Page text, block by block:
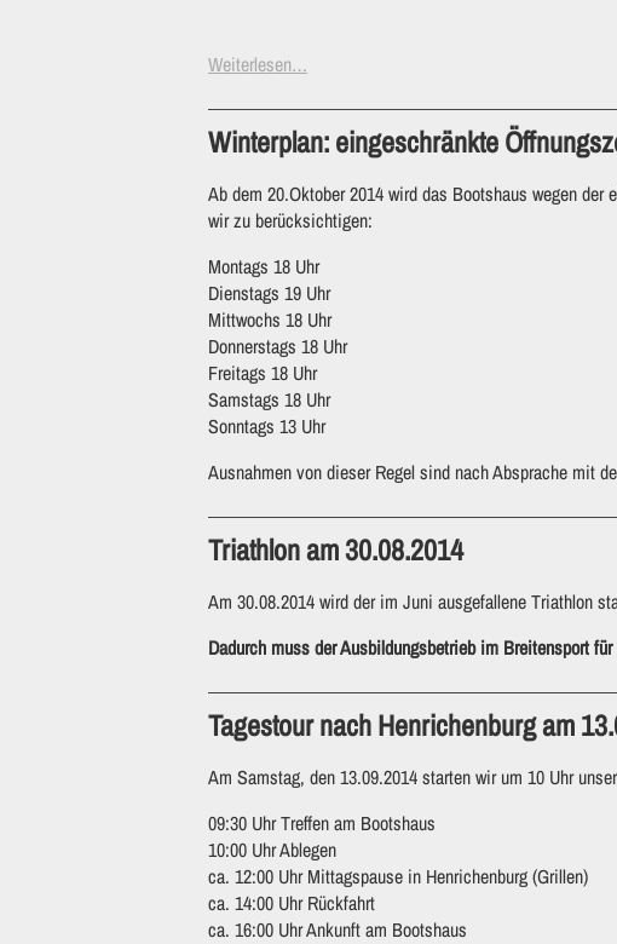
Weiterlesen…
Winterplan: eingeschränkte
Ab dem 20.Oktober 2014 wird das Bootshaus wegen
wir zu berücksichtigen:
Montags 18 Uhr
Dienstags 19 Uhr
Mittwochs 18 Uhr
Donnerstags 18 Uhr
Freitags 18 Uhr
Samstags 18 Uhr
Sonntags 13 Uhr
Ausnahmen von dieser Regel sind nach Absprache mit
Triathlon am 30.08.2014
Am 30.08.2014 wird der im Juni ausgefallene Triathlon
Dadurch muss der Ausbildungsbetrieb im Breitensport
Tagestour nach Henrichenburg am
Am Samstag, den 13.09.2014 starten wir um 10 Uhr
09:30 Uhr Treffen am Bootshaus
10:00 Uhr Ablegen
ca. 12:00 Uhr Mittagspause in Henrichenburg (Grillen)
ca. 14:00 Uhr Rückfahrt
ca. 16:00 Uhr Ankunft am Bootshaus